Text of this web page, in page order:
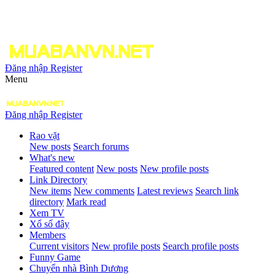
Đăng nhập Register
Menu
Đăng nhập Register
Rao vặt
New posts Search forums
What's new
Featured content New posts New profile posts
Link Directory
New items New comments Latest reviews Search link
directory Mark read
Xem TV
Xổ số đây
Members
Current visitors New profile posts Search profile posts
Funny Game
Chuyển nhà Bình Dương